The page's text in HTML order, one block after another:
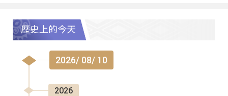
歷史上的今天
2026/ 08/ 10
2026